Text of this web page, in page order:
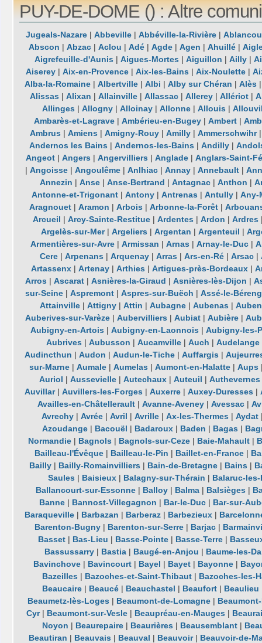
PUY-DE-DOME () : Altre
Jugeals-Nazare |Abbeville |Abbéville-la-Rivière |
Abscon | Abzac| Aclou | Adé| Agde| Agen | Ahuillé|
Aigrefeuille-d'Aunis | Aigues-Mortes | Aiguillon | Ailly|
Aiserey| Aix-en-Provence| Aix-les-Bains | Aix-Noulette|
Alba-la-Romaine| Albertville| Albi | Alby sur Chéran | Alès
Alissas | Alixan | Allainville| Allassac| Allerey| Allériot|
Allinges | Allogny| Alloinay| Allonne| Allouis |
Ambarès-et-Lagrave| Ambérieu-en-Bugey| Ambert|
Ambrus |Amiens |Amigny-Rouy |Amilly |Ammerschwihr
Andernos les Bains | Andernos-les-Bains | Andilly|
Angeot| Angers | Angervilliers | Anglade| Anglars-Saint-
| Angoisse| Angoulême| Anlhiac| Annay| Annebault|
Annezin | Anse| Anse-Bertrand | Antagnac| Anthon |
Antonne-et-Trigonant |Antony |Antrenas |Antully |Any-
Aragnouet| Aramon | Arbois | Arbonne-la-Forêt|
Arcueil |Arcy-Sainte-Restitue |Ardentes |Ardon |Ardres
Argelès-sur-Mer| Argeliers | Argentan | Argenteuil |
Armentières-sur-Avre |Armissan |Arnas |Arnay-le-Duc |
Cere |Arpenans |Arquenay |Arras |Ars-en-Ré |Arsac |
Artassenx| Artenay| Arthies | Artigues-près-Bordeaux|
Arros | Ascarat| Asnières-la-Giraud | Asnières-lès-Dijon |
sur-Seine| Aspremont| Aspres-sur-Buëch | Assé-le-
Attainville| Attigny| Attin | Aubagne| Aubenas |
Auberives-sur-Varèze |Aubervilliers |Aubiat |Aubière |
Aubigny-en-Artois |Aubigny-en-Laonnois |Aubigny-les-
Aubrives |Aubusson |Aucamville |Auch |Audelange
Audincthun |Audon |Audun-le-Tiche |Auffargis |
sur-Marne |Aumale |Aumelas |Aumont-en-Halatte |Aups
Auriol |Aussevielle |Autechaux |Auteuil |Authevernes
Auvillar|Auvillers-les-Forges |Auxerre |Auxey-Duresses |
Availles-en-Châtellerault |Avanne-Aveney |Avessac |
Avrechy| Avrée| Avril | Avrille| Ax-les-Thermes | Aydat
Azoudange | Bacouël | Badaroux | Baden | Bagas |
Normandie| Bagnols | Bagnols-sur-Ceze| Baie-Mahault|
Bailleau-l'Évêque | Bailleau-le-Pin | Baillet-en-France |
Bailly| Bailly-Romainvilliers | Bain-de-Bretagne| Bains |
Saules | Baisieux | Balagny-sur-Thérain | Balaruc-
Ballancourt-sur-Essonne | Balloy | Balma | Balsièges |
Banne | Bannost-Villegagnon | Bar-le-Duc | Bar-sur-
Baraqueville | Barbazan | Barberaz | Barbezieux |
Barenton-Bugny| Barenton-sur-Serre| Barjac|
Basset | Bas-Lieu | Basse-Pointe | Basse-Terre |
Bassussarry | Bastia | Baugé-en-Anjou | Baume-les-
Bavinchove| Bavincourt| Bayel | Bayet| Bayonne|
Bazeilles | Bazoches-et-Saint-Thibaut | Bazoches-les-
Beaucaire | Beaucé | Beauchastel | Beaufort | Beaulieu
Beaumetz-lès-Loges | Beaumont-de-Lomagne|
Cyr| Beaumont-sur-Vesle| Beaupréau-en-Mauges |
Noyon | Beaurepaire| Beaurières | Beausemblant|
Beautiran | Beauvais | Beauval | Beauvoir| Beauvoir-de-